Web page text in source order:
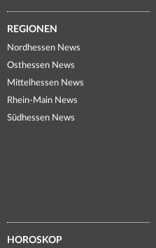
REGIONEN
Nordhessen News
Osthessen News
Mittelhessen News
Rhein-Main News
Südhessen News
HOROSKOP